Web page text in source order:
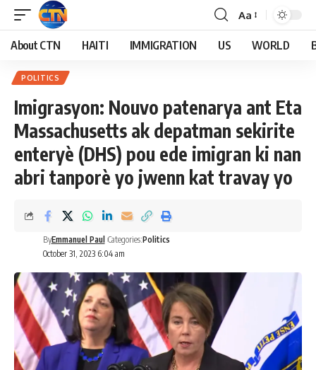
Aa
About CTN HAITI IMMIGRATION US WORLD
POLITICS
Imigrasyon: Nouvo patenarya ant Eta
Massachusetts ak depatman sekirite
enteryè (DHS) pou ede imigran ki nan
abri tanporè yo jwenn kat travay yo
October 31, 2023 6:04 am
ByEmmanuel Paul Categories:Politics